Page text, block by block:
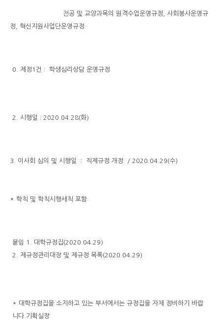
전공 및 교양과목의 원격수업운영규정, 사회봉사운영규
정, 혁신지원사업단운영규정
0. 제정1건 : 학생심리상담 운영규정
2. 시행일 : 2020.04.28(화)
3. 이사회 심의 및 시행일 : 직제규정 개정 / 2020.04.29(수)
* 학칙 및 학칙시행세칙 포함
붙임 1. 대학규정집(2020.04.29)
2. 제규정관리대장 및 제규정 목록(2020.04.29)
* 대학규정집을 소지하고 있는 부서에서는 규정집을 자체 정비하기 바랍
니다.기획실장